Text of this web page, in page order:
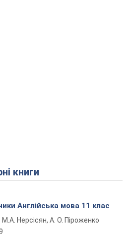
Play Video
книги
Англійська мова 11 клас
М.А. Нерсісян, А. О. Піроженко